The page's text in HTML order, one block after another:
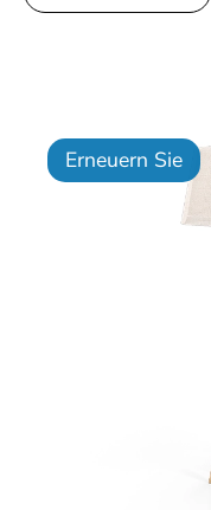
Erneuern Sie